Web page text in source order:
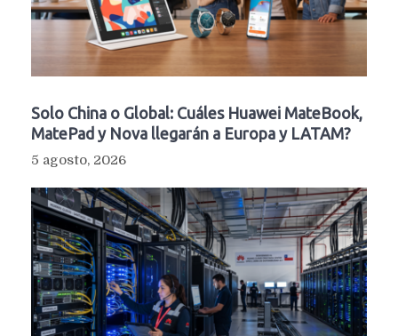
Solo China o Global: Cuáles Huawei MateBook,
MatePad y Nova llegarán a Europa y LATAM?
5 agosto, 2026